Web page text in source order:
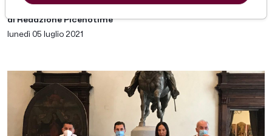
di Redazione Picenotime
lunedì 05 luglio 2021